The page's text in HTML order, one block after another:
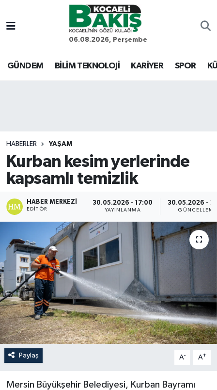
06.08.2026, Perşembe
GÜNDEM BİLİM TEKNOLOJİ KARİYER SPOR
HABERLER YAŞAM
Kurban kesim yerlerinde
kapsamlı temizlik
HABER MERKEZI
EDITÖR
30.05.2026 - 17:00
YAYINLANMA
30.05.2026 -
GÜNCELLEME
Paylaş A- A+
Mersin Büyükşehir Belediyesi, Kurban Bayramı
Kocaeli Nöbetçi Eczaneler
Kocaeli Hava Durumu
Son Dakika Haberleri
Haber Arşivi